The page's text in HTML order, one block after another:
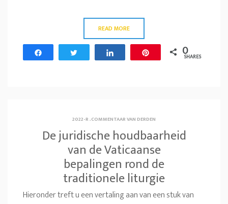
READ MORE
0
SHARES
2022-R.COMMENTAAR VAN DERDEN
De juridische houdbaarheid
van de Vaticaanse
bepalingen rond de
traditionele liturgie
Hieronder treft u een vertaling aan van een stuk van